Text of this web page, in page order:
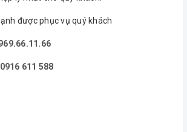
được phục vụ quý khách
0916 611 588